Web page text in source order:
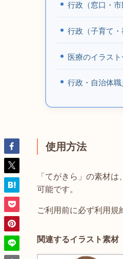
行政（窓口・
行政（子育て
医療のイラスト
行政・自治体
使用方法
「てがきら」の素材
可能です。
ご利用前に必ず利用規
関連するイラスト素材